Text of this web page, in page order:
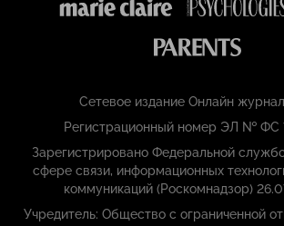
Сетевое издание Онлайн
Регистрационный номер ЭЛ № ФС
Зарегистрировано Федеральной
сфере связи, информационных
коммуникаций (Роскомнадзор)
Учредитель: Общество с ограниченной